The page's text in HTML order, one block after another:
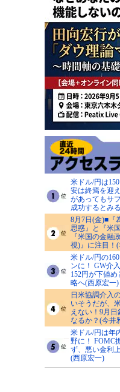
米ドル/円は
安は終焉を迎
があってもサ
成功するとみ
8月7日(金)■『
思惑』と『米
『米国の金融
視)』に注目！
米ドル/円の
ンに！ GW介
152円が下値
略へ(西原宏一)
日米協調介入
いそうだが、
えない！9月
なるか？(今井
米ドル/円は年
野に！ FOMC
ず、悪い金利
(西原宏一)